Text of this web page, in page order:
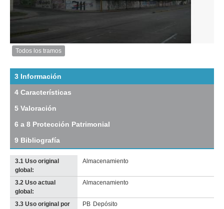
Imagen
tramo:
Rbla
25
Agosto
1825
(R
7)
Descargar
tamaño
original
Todos los tramos
Imagen del tramo:
Rbla 25 de Agosto de 1825 (R 7)
Descarga tamaño completo
Anterior Pausa Siguiente
3 Información
4 Características
5 Valoración
6 a 8 Protección Patrimonial
9 Bibliografía
3.1 Uso original
global:
Almacenamiento
3.2 Uso actual
global:
Almacenamiento
3.3 Uso original por
PB Depósito